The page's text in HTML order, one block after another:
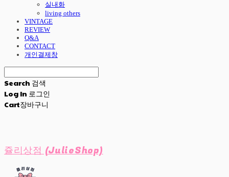
실내화
living others
VINTAGE
REVIEW
Q&A
CONTACT
개인결제창
Search 검색
Log In 로그인
Cart장바구니
쥴리상점 (JulieShop)